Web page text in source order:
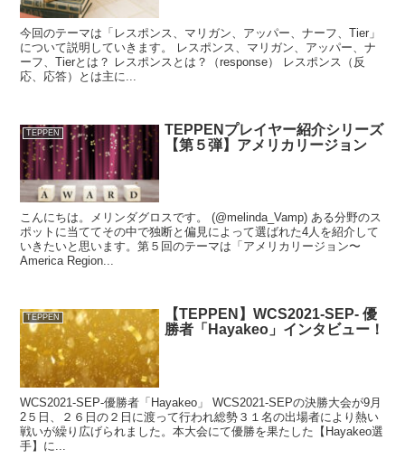
今回のテーマは「レスポンス、マリガン、アッパー、ナーフ、Tier」
について説明していきます。 レスポンス、マリガン、アッパー、ナ
ーフ、Tierとは？ レスポンスとは？（response） レスポンス（反
応、応答）とは主に...
TEPPEN
TEPPENプレイヤー紹介シリーズ
【第５弾】アメリカリージョン
こんにちは。メリンダグロスです。 (@melinda_Vamp) ある分野のス
ポットに当ててその中で独断と偏見によって選ばれた4人を紹介して
いきたいと思います。第５回のテーマは「アメリカリージョン〜
America Region...
TEPPEN
【TEPPEN】WCS2021-SEP- 優
勝者「Hayakeo」インタビュー！
WCS2021-SEP-優勝者「Hayakeo」 WCS2021-SEPの決勝大会が9月
2５日、２６日の２日に渡って行われ総勢３１名の出場者により熱い
戦いが繰り広げられました。本大会にて優勝を果たした【Hayakeo選
手】に...